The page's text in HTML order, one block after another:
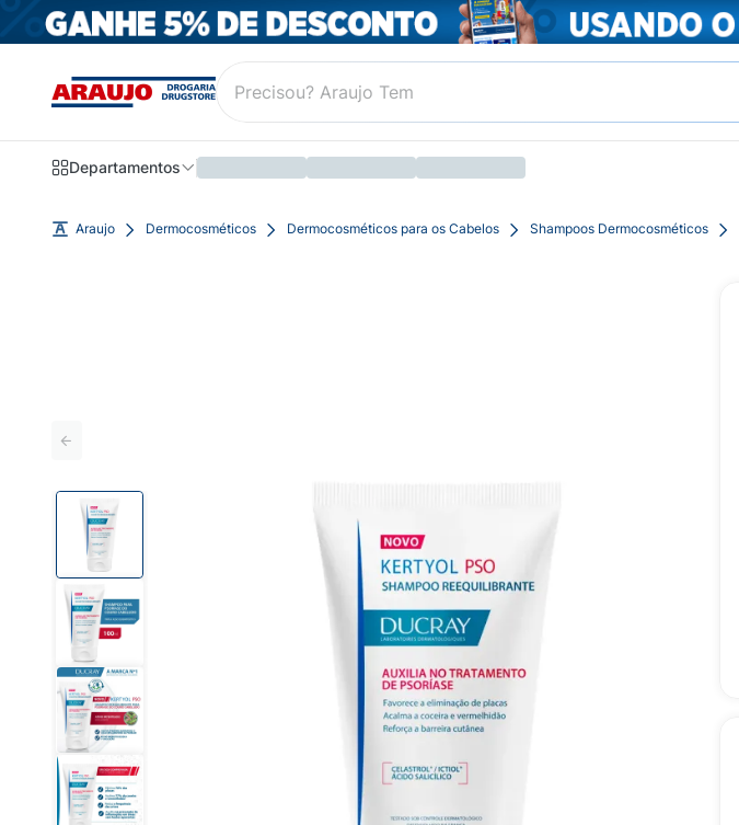
Departamentos
Araujo Dermocosméticos Dermocosméticos para os Cabelos Shampoos Dermocosméticos